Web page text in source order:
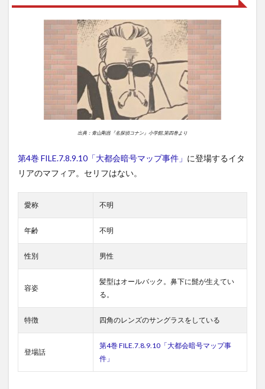
出典：青山剛昌『名探偵コナン』小学館,第四巻より
第4巻 FILE.7.8.9.10「大都会暗号マップ事件」 に登場するイタ
リアのマフィア。セリフはない。
愛称 不明
年齢 不明
性別 男性
容姿
髪型はオールバック。鼻下に髭が生えてい
る。
特徴 四角のレンズのサングラスをしている
登場話
第4巻 FILE.7.8.9.10「大都会暗号マップ事
件」